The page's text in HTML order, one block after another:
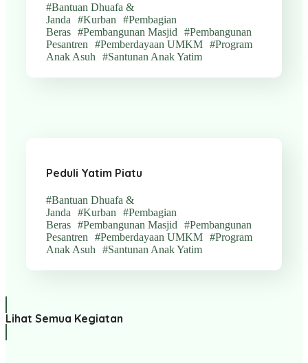
#Bantuan Dhuafa &
Janda
#Kurban
#Pembagian
Beras #Pembangunan Masjid
#Pembangunan
Pesantren
#Pemberdayaan UMKM #Program
Anak Asuh
#Santunan Anak Yatim
Peduli Yatim Piatu
#Bantuan Dhuafa &
Janda
#Kurban
#Pembagian
Beras #Pembangunan Masjid
#Pembangunan
Pesantren
#Pemberdayaan UMKM #Program
Anak Asuh
#Santunan Anak Yatim
Lihat Semua Kegiatan